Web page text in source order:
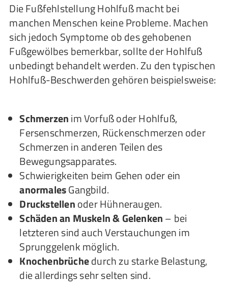
Die Fußfehlstellung Hohlfuß macht bei
manchen Menschen keine Probleme. Machen
sich jedoch Symptome ob des gehobenen
Fußgewölbes bemerkbar, sollte der Hohlfuß
unbedingt behandelt werden. Zu den typischen
Hohlfuß-Beschwerden gehören beispielsweise:
Schmerzenim Vorfuß oder Hohlfuß,
Fersenschmerzen, Rückenschmerzen oder
Schmerzen in anderen Teilen des
Bewegungsapparates.
Schwierigkeiten beim Gehen oder ein
anormalesGangbild.
Druckstellenoder Hühneraugen.
Schäden an Muskeln & Gelenken– bei
letzteren sind auch Verstauchungen im
Sprunggelenk möglich.
Knochenbrüchedurch zu starke Belastung,
die allerdings sehr selten sind.